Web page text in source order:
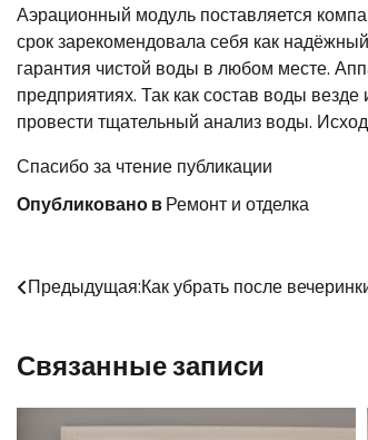
Аэрационный модуль поставляется
срок зарекомендовала себя как
гарантия чистой воды в любом месте.
предприятиях. Так как состав воды
провести тщательный анализ воды.
Спасибо за чтение публикации
Опубликовано вРемонт и отделка
Навигация
записям
Предыдущая:Как убрать после
Связанные записи